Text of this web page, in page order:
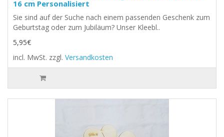
16 cm Personalisiert
Sie sind auf der Suche nach einem passenden Geschenk zum
Geburtstag oder zum Jubiläum? Unser Kleebl..
5,95€
incl. MwSt. zzgl. Versandkosten